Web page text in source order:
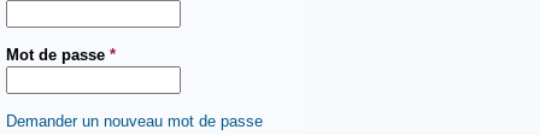
Mot de passe *
Demander un nouveau mot de passe